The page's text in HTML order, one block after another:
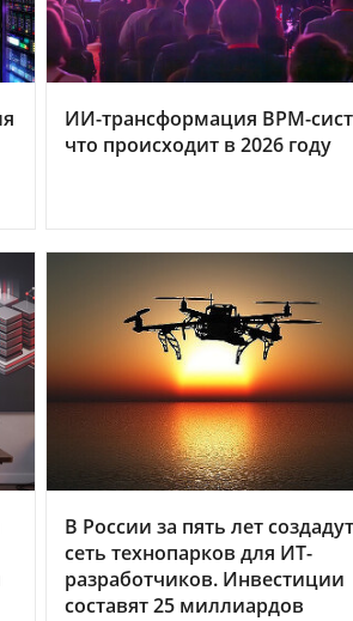
ИИ-трансформация BPM-
что происходит в 2026 году
В России за пять лет создадут
сеть технопарков для ИТ-
разработчиков. Инвестиции
составят 25 миллиардов